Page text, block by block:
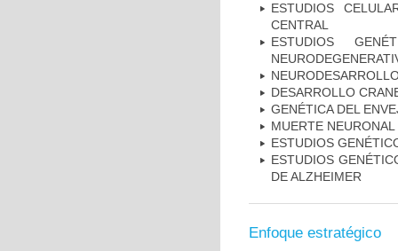
ESTUDIOS
CENTRAL
ESTUDIOS
DESARROLLO
GENÉTICA DEL
MUERTE
ESTUDIOS
ESTUDIOS
DE ALZHEIMER
Enfoque estratégico